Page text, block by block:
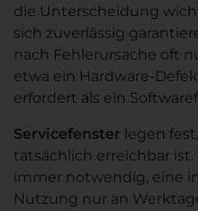
die Unterscheidung
sich zuverlässig
nach Fehlerursache oft
etwa ein Hardware-
erfordert als ein
Servicefenster legen
tatsächlich erreichbar
immer notwendig, eine
Nutzung nur an